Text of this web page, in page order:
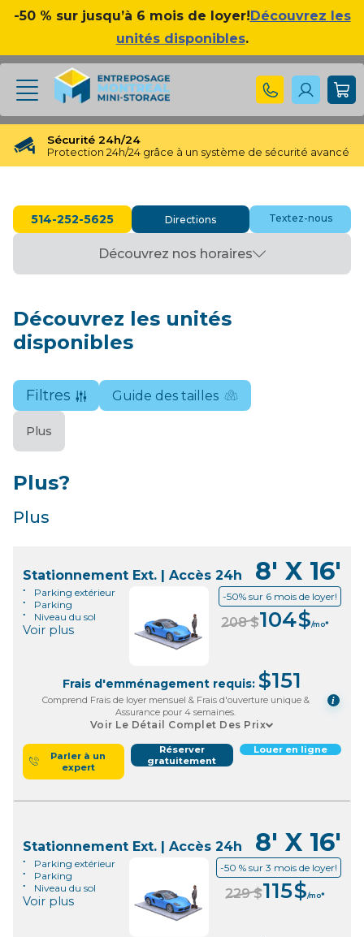
-50 % sur jusqu’à 6 mois de loyer!Découvrez les
unités disponibles.
Sécurité 24h/24
Protection 24h/24 grâce à un système de sécurité avancé
Transfert gratuit d'unité
Vous avez besoin d'une taille différente ? Pas de souci !
Pas d'engagement à long terme
Pas de contrats contraignants, pas d'obligations à long
Disponible jusqu'à 23h00
Nos experts en entreposage vous aideront jusqu'à 23h00
Apprécié par nos clients
514-252-5625 Directions Textez-nous
Découvrez nos horaires
Découvrez les unités
disponibles
Plus
Filtres Guide des tailles
Plus?
Plus
Stationnement Ext. | Accès 24h 8' X 16'
Parking extérieur
Parking
Niveau du sol
Voir plus
-50% sur 6 mois de loyer!
208$104$/mo*
Frais d'emménagement requis: $151
Comprend Frais de loyer mensuel & Frais d'ouverture unique &
Assurance pour 4 semaines.
i
Voir Le Détail Complet Des Prix
Parler à un
expert
Réserver
gratuitement
Louer en ligne
Stationnement Ext. | Accès 24h 8' X 16'
Parking extérieur
Parking
Niveau du sol
Voir plus
-50 % sur 3 mois de loyer!
229$115$/mo*